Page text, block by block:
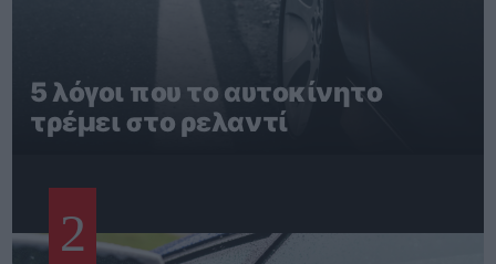
5 λόγοι που το αυτοκίνητο
τρέμει στο ρελαντί
2